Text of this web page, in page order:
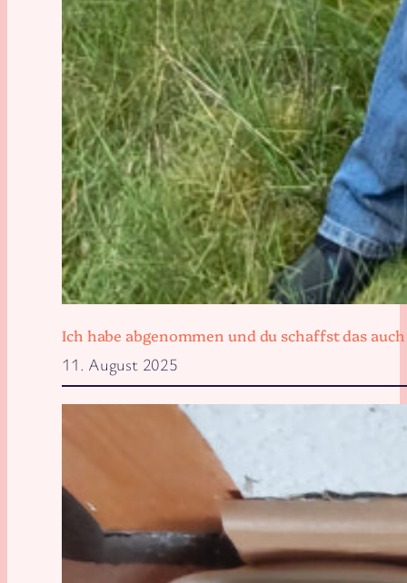
Ich habe abgenommen und du schaffst das auch
11. August 2025